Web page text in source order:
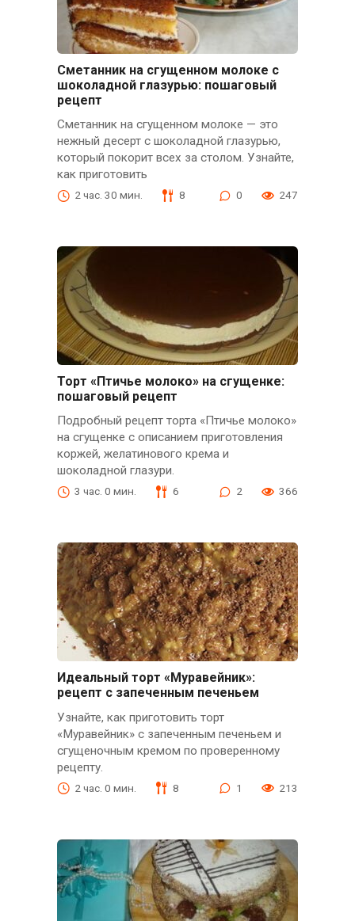
Сметанник на сгущенном молоке с
шоколадной глазурью: пошаговый
рецепт
Сметанник на сгущенном молоке — это
нежный десерт с шоколадной глазурью,
который покорит всех за столом. Узнайте,
как приготовить
2 час. 30 мин. 8 0 247
Торт «Птичье молоко» на сгущенке:
пошаговый рецепт
Подробный рецепт торта «Птичье молоко»
на сгущенке с описанием приготовления
коржей, желатинового крема и
шоколадной глазури.
3 час. 0 мин. 6 2 366
Идеальный торт «Муравейник»:
рецепт с запеченным печеньем
Узнайте, как приготовить торт
«Муравейник» с запеченным печеньем и
сгущеночным кремом по проверенному
рецепту.
2 час. 0 мин. 8 1 213